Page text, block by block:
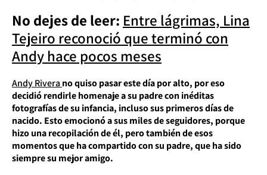
No dejes de leer: Entre lágrimas, Lina
Tejeiro reconoció que terminó con
Andy hace pocos meses
Andy Riverano quiso pasar este día por alto, por eso
decidió rendirle homenaje a su padre con inéditas
fotografías de su infancia, incluso sus primeros días de
nacido. Esto emocionó a sus miles de seguidores, porque
hizo una recopilación de él, pero también de esos
momentos que ha compartido con su padre, que ha sido
siempre su mejor amigo.